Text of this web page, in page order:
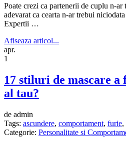
Poate crezi ca partenerii de cuplu n-ar
adevarat ca cearta n-ar trebui
Expertii …
Afiseaza articol...
apr.
1
17 stiluri de mascare a
al tau?
de admin
Tags: ascundere, comportament, furie,
Categorie: Personalitate si